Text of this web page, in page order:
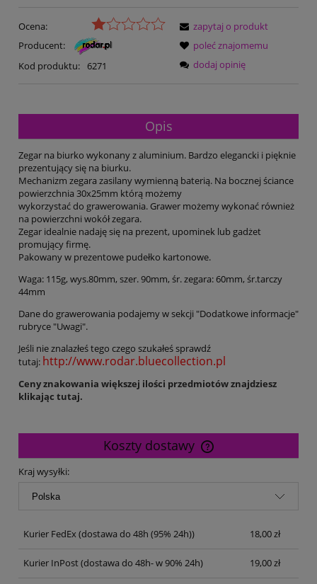
Ocena:
Producent:
Kod produktu: 6271
zapytaj o produkt
poleć znajomemu
dodaj opinię
Opis
Zegar na biurko wykonany z aluminium. Bardzo elegancki i pięknie
prezentujący się na biurku.
Mechanizm zegara zasilany wymienną baterią. Na bocznej ściance
powierzchnia 30x25mm którą możemy
wykorzystać do grawerowania. Grawer możemy wykonać również
na powierzchni wokół zegara.
Zegar idealnie nadaję się na prezent, upominek lub gadżet
promujący firmę.
Pakowany w prezentowe pudełko kartonowe.
Waga: 115g, wys.80mm, szer. 90mm, śr. zegara: 60mm, śr.tarczy
44mm
Dane do grawerowania podajemy w sekcji "Dodatkowe informacje"
rubryce "Uwagi".
Jeśli nie znalazłeś tego czego szukałeś sprawdź
tutaj: http://www.rodar.bluecollection.pl
Ceny znakowania większej ilości przedmiotów znajdziesz
klikając tutaj.
Koszty dostawy
Cena nie zawiera ewentualnych kosztów płatności
Kraj wysyłki:
Kurier FedEx(dostawa do 48h (95% 24h)) 18,00 zł
Kurier InPost(dostawa do 48h- w 90% 24h) 19,00 zł